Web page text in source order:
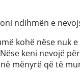
ndihmën e
kohë nëse nuk
keni nevojë
mënyrë që të